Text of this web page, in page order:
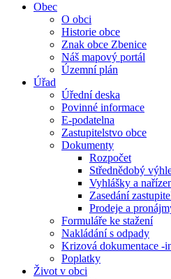
Obec
O obci
Historie obce
Znak obce Zbenice
Náš mapový portál
Územní plán
Úřad
Úřední deska
Povinné informace
E-podatelna
Zastupitelstvo obce
Dokumenty
Rozpočet
Střednědobý
Vyhlášky a
Zasedání
Prodeje a
Formuláře ke stažení
Nakládání s odpady
Krizová dokumentace -
Poplatky
Život v obci